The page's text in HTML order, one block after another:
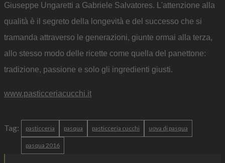
Giuseppe Ungaretti a Gabriele Salvatores. L'attenzione alla
qualità è il segreto della longevità e del successo che si
tramanda attraverso le generazioni, giunte ormai alla terza,
allo stesso modo delle ricette come quella del panettone:
tradizione, passione e solo gli ingredienti giusti.
www.pasticceriacucchi.it
Tag: pasticceria pasqua pasticceria cucchi uova di pasqua
pasqua 2016